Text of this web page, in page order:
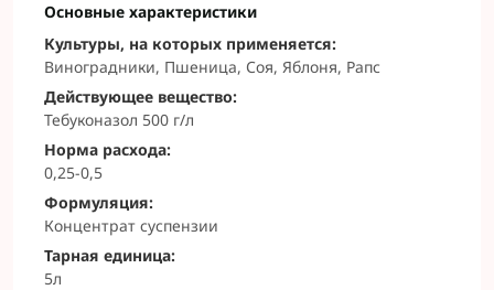
Основные характеристики
Культуры, на которых применяется:
Виноградники, Пшеница, Соя, Яблоня, Рапс
Действующее вещество:
Тебуконазол 500 г/л
Норма расхода:
0,25-0,5
Формуляция:
Концентрат суспензии
Тарная единица:
5л